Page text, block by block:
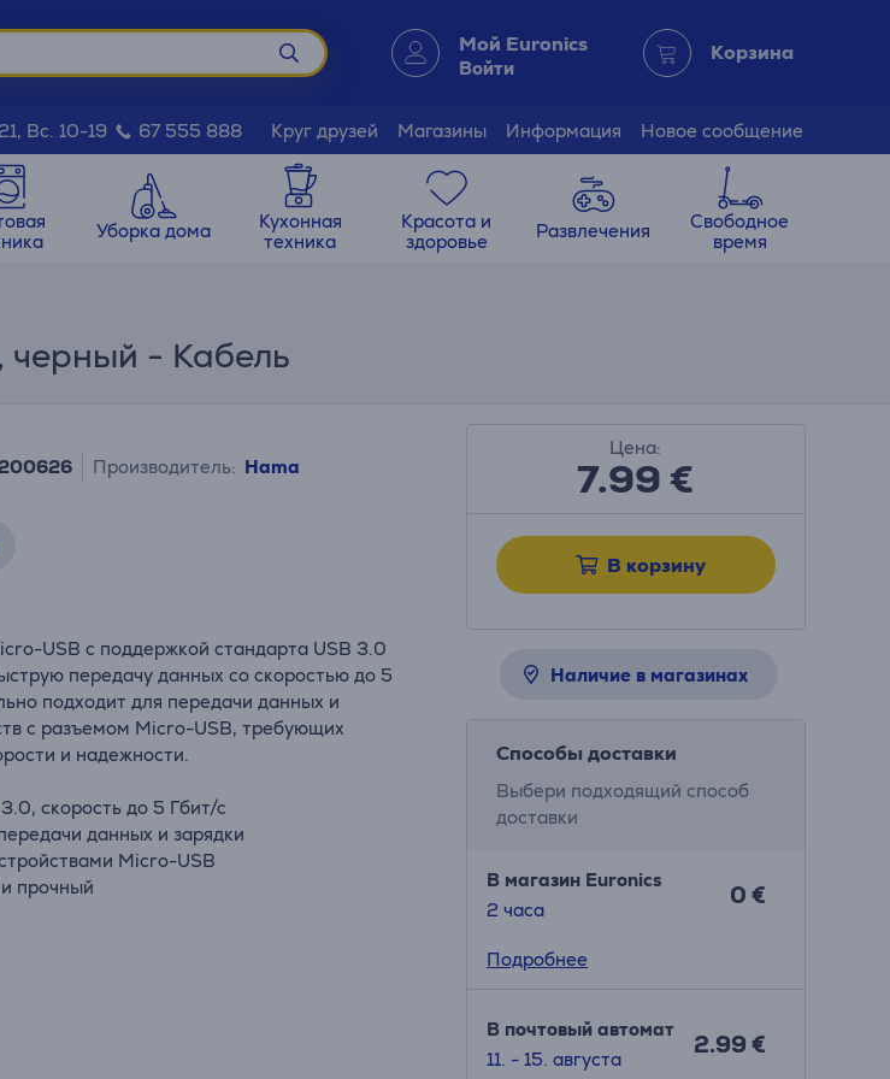
Мой Euronics
Войти
Корзина
Вс. 10-19 67 555 888 Круг друзей Магазины Информация Новое сообщение
Уборка дома
Кухонная
техника
Красота и
здоровье
Развлечения
Свободное
время
черный - Кабель
Производитель: Hama
USB с поддержкой стандарта USB 3.0
передачу данных со скоростью до 5
подходит для передачи данных и
с разъемом Micro-USB, требующих
и надежности.
скорость до 5 Гбит/с
данных и зарядки
Micro-USB
прочный
Цена:
7.99€
В корзину
Наличие в магазинах
Способы доставки
Выбери подходящий способ
доставки
В магазин Euronics
2 часa
0 €
Подробнее
В почтовый автомат
11. - 15. августа
2.99 €